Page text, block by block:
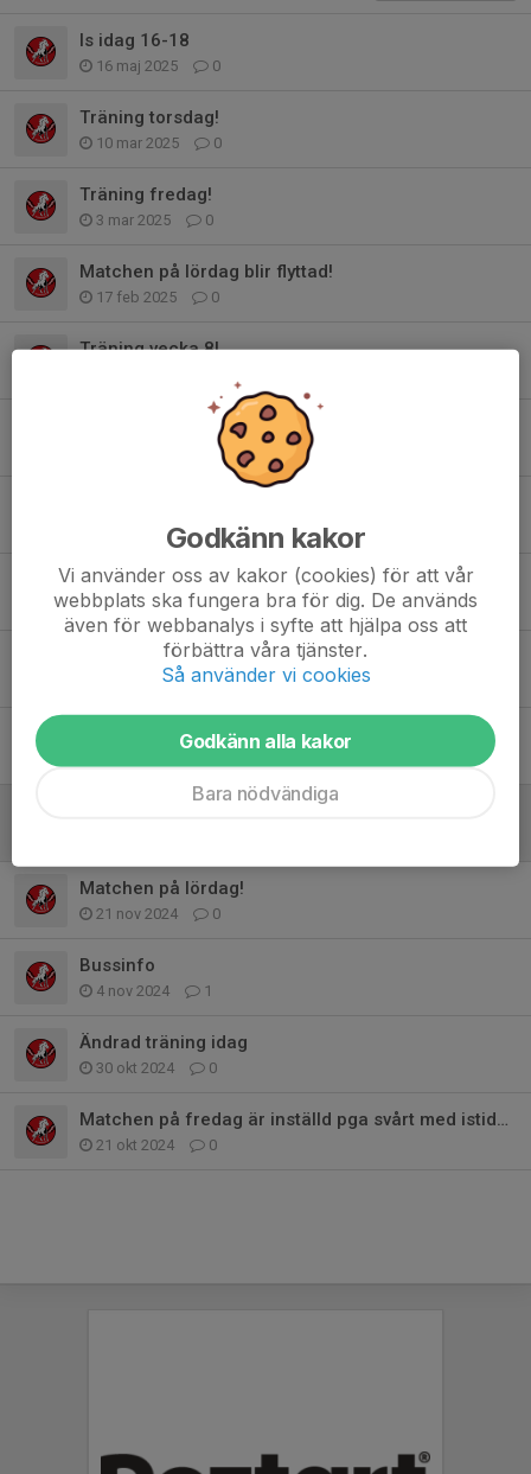
Is idag 16-18
16 maj 2025 0
Träning torsdag!
10 mar 2025 0
Träning fredag!
3 mar 2025 0
Matchen på lördag blir flyttad!
17 feb 2025 0
Träning vecka 8!
Inställd träning torsdag!
Ändrad tid träning onsdag v3!
7 jan 2025 0
Isträningen idag 19/12 inställd
19 dec 2024 0
Bingolotter avier inbetalning
Matchen på lördag!
21 nov 2024 0
Bussinfo
4 nov 2024 1
Ändrad träning idag
30 okt 2024 0
Matchen på fredag är inställd pga svårt med istider denna vecka
21 okt 2024 0
Godkänn kakor
Vi använder oss av kakor (cookies) för att vår
webbplats ska fungera bra för dig. De används
även för webbanalys i syfte att hjälpa oss att
förbättra våra tjänster.
Så använder vi cookies
Godkänn alla kakor
Bara nödvändiga